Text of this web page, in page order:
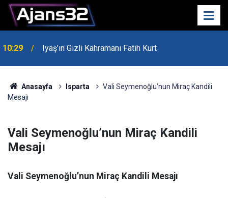
10:29 Iyaş’ın Gizli Kahramanı Fatih Kurt
00:52 Isparta'da Asker Eğlencesinde Kavga Çıktı
Anasayfa Isparta
Vali Seymenoğlu’nun Miraç Kandili
Mesajı
Vali Seymenoğlu’nun Miraç Kandili
Mesajı
Vali Seymenoğlu’nun Miraç Kandili Mesajı